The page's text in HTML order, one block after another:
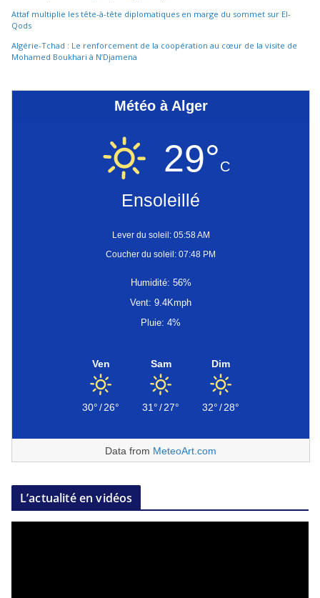
Attaf multiplie les tête-à-tête diplomatiques en marge du sommet sur El-
Qods
Algérie-Tchad : Le renforcement de la coopération au cœur de la visite de
Mohamed Boukhari à N’Djamena
Météo à Alger
29°C
Ensoleillé
Lever du soleil: 05:58 AM
Coucher du soleil: 07:48 PM
Humidité: 56%
Vent: 9.4Kmph
Pluie: 4%
Ven
30°/26°
Sam
31°/27°
Dim
32°/28°
Data from MeteoArt.com
L’actualité en vidéos